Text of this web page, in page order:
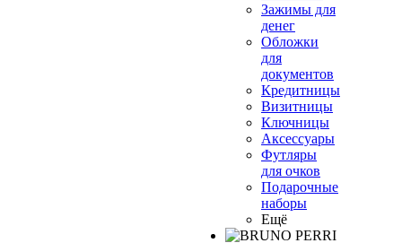
Зажимы для
денег
Обложки
для
документов
Кредитницы
Визитницы
Ключницы
Аксессуары
Футляры
для очков
Подарочные
наборы
Ещё